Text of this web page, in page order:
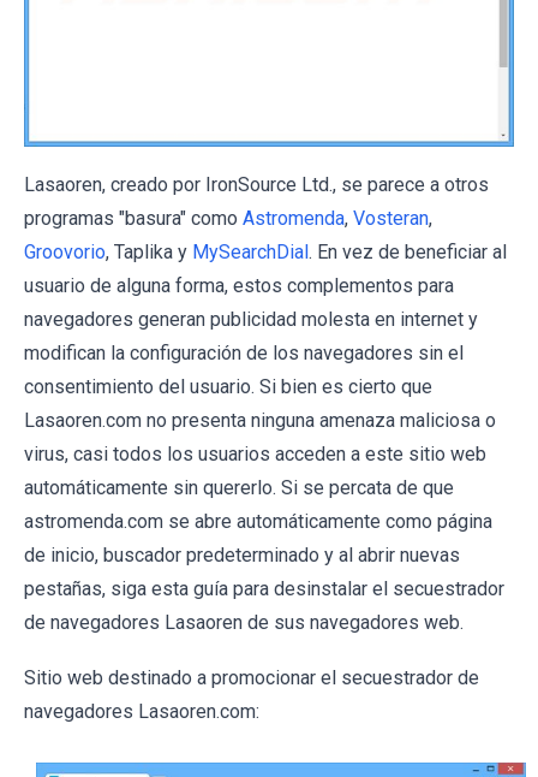
Lasaoren, creado por IronSource Ltd., se parece a otros
programas "basura" como Astromenda, Vosteran,
Groovorio, Taplika y MySearchDial. En vez de beneficiar al
usuario de alguna forma, estos complementos para
navegadores generan publicidad molesta en internet y
modifican la configuración de los navegadores sin el
consentimiento del usuario. Si bien es cierto que
Lasaoren.com no presenta ninguna amenaza maliciosa o
virus, casi todos los usuarios acceden a este sitio web
automáticamente sin quererlo. Si se percata de que
astromenda.com se abre automáticamente como página
de inicio, buscador predeterminado y al abrir nuevas
pestañas, siga esta guía para desinstalar el secuestrador
de navegadores Lasaoren de sus navegadores web.
Sitio web destinado a promocionar el secuestrador de
navegadores Lasaoren.com: